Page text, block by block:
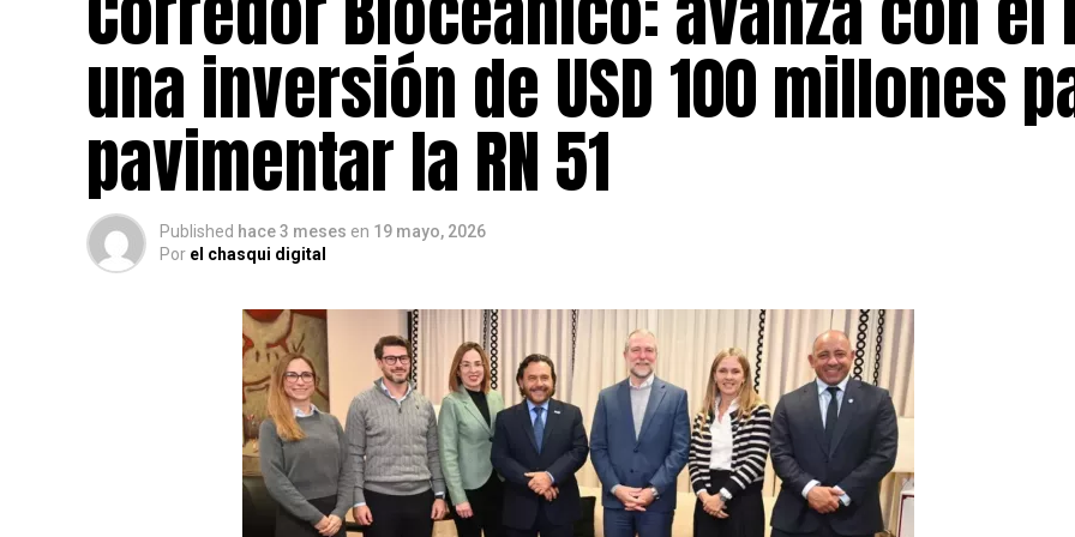
una inversión de USD 100 millones
pavimentar la RN 51
Published hace 3 meses en 19 mayo, 2026
Por el chasqui digital